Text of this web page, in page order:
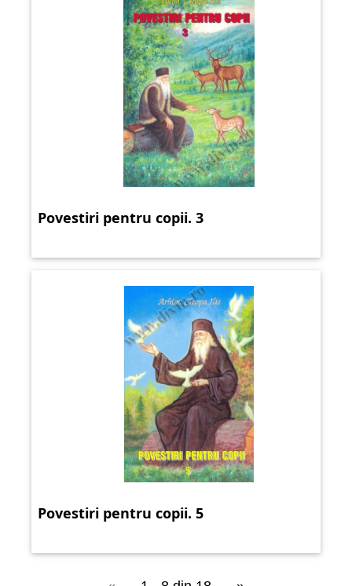
Povestiri pentru copii. 3
Povestiri pentru copii. 5